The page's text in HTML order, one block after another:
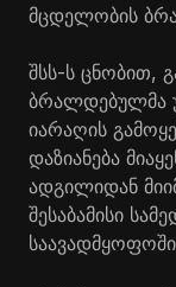
მცდელობის
შსს-ს ცნობით,
ბრალდებულმა
იარაღის
დაზიანება
ადგილიდან
შესაბამისი